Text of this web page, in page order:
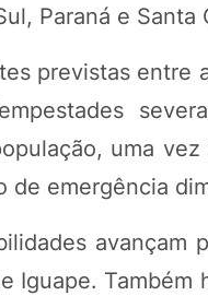
Paraná e Santa
previstas entre
uma
emergência
avançam
Também